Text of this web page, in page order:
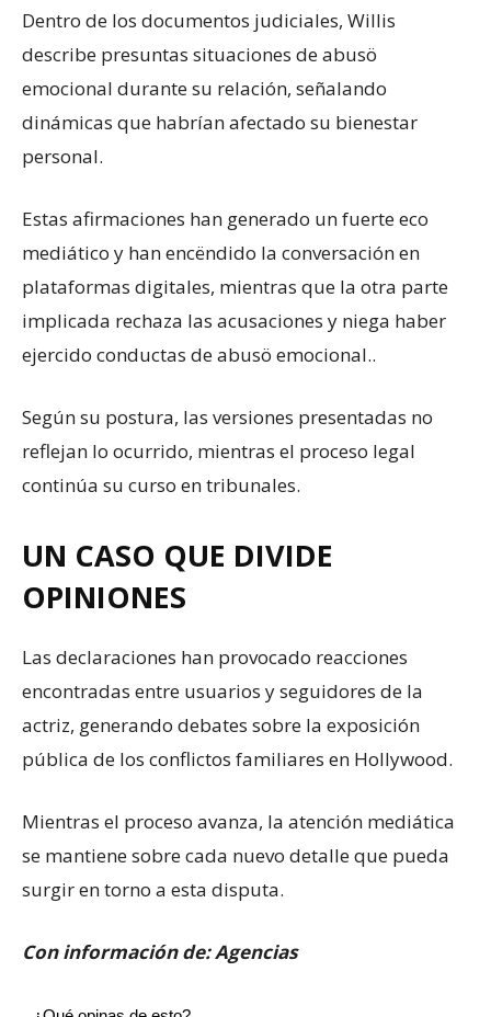
Dentro de los documentos judiciales, Willis
describe presuntas situaciones de abusö
emocional durante su relación, señalando
dinámicas que habrían afectado su bienestar
personal.
Estas afirmaciones han generado un fuerte eco
mediático y han encëndido la conversación en
plataformas digitales, mientras que la otra parte
implicada rechaza las acusaciones y niega haber
ejercido conductas de abusö emocional..
Según su postura, las versiones presentadas no
reflejan lo ocurrido, mientras el proceso legal
continúa su curso en tribunales.
UN CASO QUE DIVIDE
OPINIONES
Las declaraciones han provocado reacciones
encontradas entre usuarios y seguidores de la
actriz, generando debates sobre la exposición
pública de los conflictos familiares en Hollywood.
Mientras el proceso avanza, la atención mediática
se mantiene sobre cada nuevo detalle que pueda
surgir en torno a esta disputa.
Con información de: Agencias